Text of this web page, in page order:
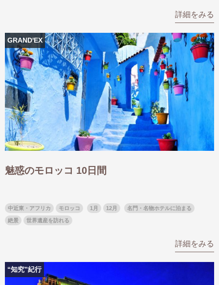
詳細をみる
GRAND'EX
魅惑のモロッコ 10日間
中近東・アフリカ モロッコ 1月 12月 名門・名物ホテルに泊まる
絶景 世界遺産を訪れる
詳細をみる
“知究”紀行